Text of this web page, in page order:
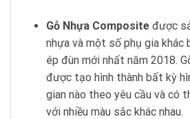
Gỗ Nhựa Compositeđược
nhựa và một số phụ gia khác
ép đùn mới nhất năm 2018.
được tạo hình thành bất kỳ
gian nào theo yêu cầu và có
với nhiều màu sắc khác nhau.